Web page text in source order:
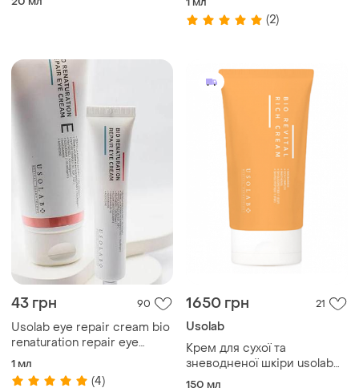
(2)
43 грн 90
Usolab eye repair cream bio
renaturation repair eye
cream
1 мл
(4)
1650 грн 21
Usolab
Крем для сухої та
зневодненої шкіри usolab
bio revital rich cream, 150
150 мл